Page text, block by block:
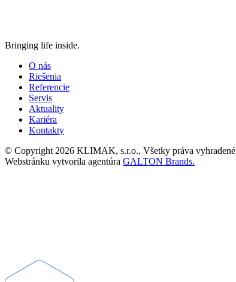
Bringing life inside.
O nás
Riešenia
Referencie
Servis
Aktuality
Kariéra
Kontakty
© Copyright 2026 KLIMAK, s.r.o., Všetky práva vyhradené
Webstránku vytvorila agentúra GALTON Brands.